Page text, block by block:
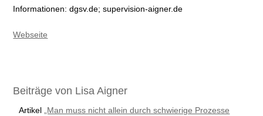
Informationen: dgsv.de; supervision-aigner.de
Webseite
Beiträge von Lisa Aigner
Artikel„Man muss nicht allein durch schwierige Prozesse